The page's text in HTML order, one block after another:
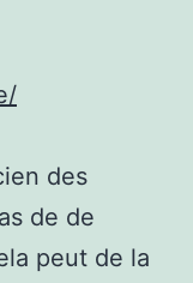
des
de de
peut de la